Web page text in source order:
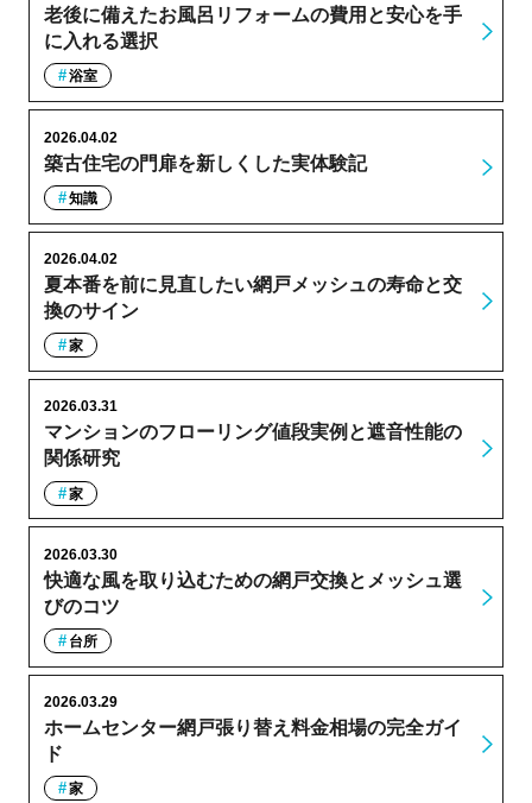
老後に備えたお風呂リフォームの費用と安心を手
に入れる選択
浴室
築古住宅の門扉を新しくした実体験記
2026.04.02
知識
夏本番を前に見直したい網戸メッシュの寿命と交
換のサイン
2026.04.02
家
マンションのフローリング値段実例と遮音性能の
関係研究
2026.03.31
家
快適な風を取り込むための網戸交換とメッシュ選
びのコツ
2026.03.30
台所
ホームセンター網戸張り替え料金相場の完全ガイ
ド
2026.03.29
家